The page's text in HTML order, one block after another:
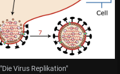
"Die Virus Replikation"